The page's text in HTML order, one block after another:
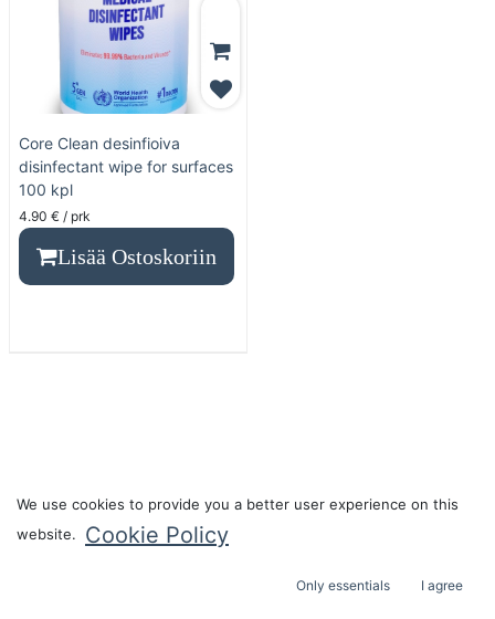
Core Clean desinfioiva
disinfectant wipe for surfaces
100 kpl
4.90 € / prk
Lisää Ostoskoriin
Asiakaspalvelu
We use cookies to provide you a better user experience on this
website.
Cookie Policy
Only essentials I agree